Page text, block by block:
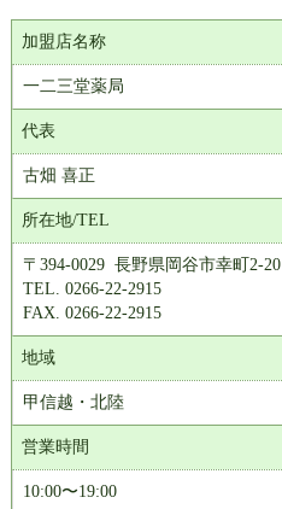
加盟店名称
一二三堂薬局
代表
古畑 喜正
所在地/TEL
〒394-0029 長野県岡谷市幸町2-20
TEL. 0266-22-2915
FAX. 0266-22-2915
地域
甲信越・北陸
営業時間
10:00〜19:00